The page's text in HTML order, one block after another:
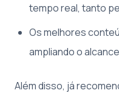
tempo real, tanto
Os melhores
ampliando o
Além disso, já